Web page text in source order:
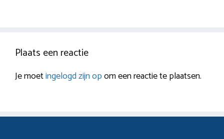
Plaats een reactie
Je moetingelogd zijn opom een reactie te plaatsen.